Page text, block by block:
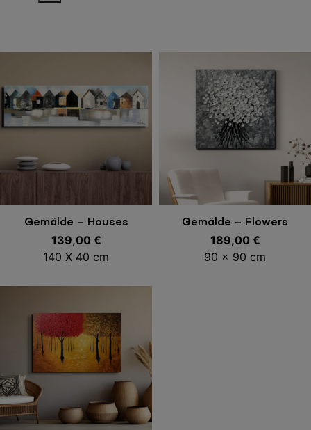
In den Warenkorb
Gemälde – Houses
139,00 €
140 X 40 cm
In den Warenkorb
Gemälde – Flowers
189,00 €
90 x 90 cm